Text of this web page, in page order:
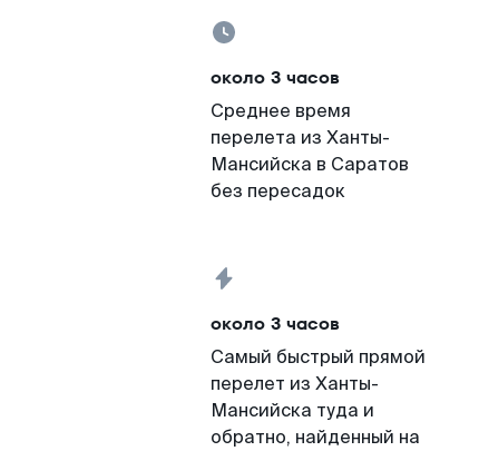
около 3 часов
Среднее время
перелета из Ханты-
Мансийска в Саратов
без пересадок
около 3 часов
Самый быстрый прямой
перелет из Ханты-
Мансийска туда и
обратно, найденный на